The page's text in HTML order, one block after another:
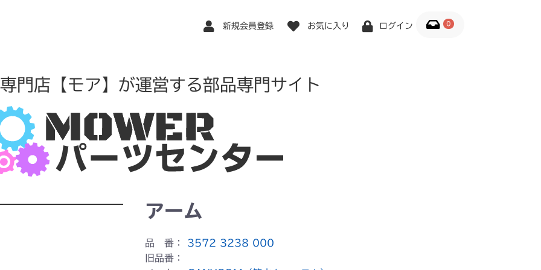
新規会員登録 お気に入り ログイン 0
門店【モア】が運営する部品専門サイト
アーム
品 番： 3572 3238 000
旧品番：